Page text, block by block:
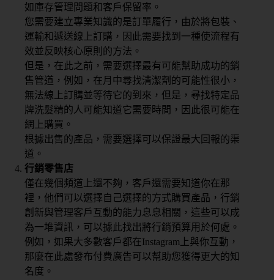
如庫存管理問題和客戶保留率。
您需要建立專業知識的是訂單履行，由於將包裝、
運輸和遞送線上訂購，因此需要找到一種使流程有
效並反映核心原則的方法。
但是，在此之前，需要選擇最有可能幫助成功的銷
售管道，例如，在月中尋找清潔劑的可能性很小，
無法線上訂購並等待它的到來，但是，尋找特定品
牌洗髮精的人可能知道它需要時間，因此很可能在
網上購買。
根據出售的產品，需要選擇可以保證最大回報的渠
道。
行銷零售店
僅在幾個頻道上還不夠，客戶還需要知道你在那
裡，他們可以選擇自己選擇的方式購買產品，行銷
創新與管理客戶互動的能力息息相關，這些可以成
為一堆資訊，可以據此找出將行銷預算用於何處。
例如，如果大多數客戶都在Instagram上與你互動，
那麼在此處發布付費廣告可以幫助您獲得更大的知
名度。